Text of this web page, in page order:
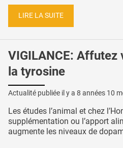
LIRE LA SUITE
VIGILANCE: Affutez
la tyrosine
Actualité publiée il y a 8 années 10
Les études l’animal et chez
supplémentation ou l’apport
augmente les niveaux de